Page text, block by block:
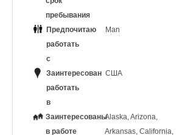
пребывания
Предпочитаю
работать
с
Man
Заинтересован
работать
в
США
Заинтересованы
в работе
Alaska, Arizona,
Arkansas, California,